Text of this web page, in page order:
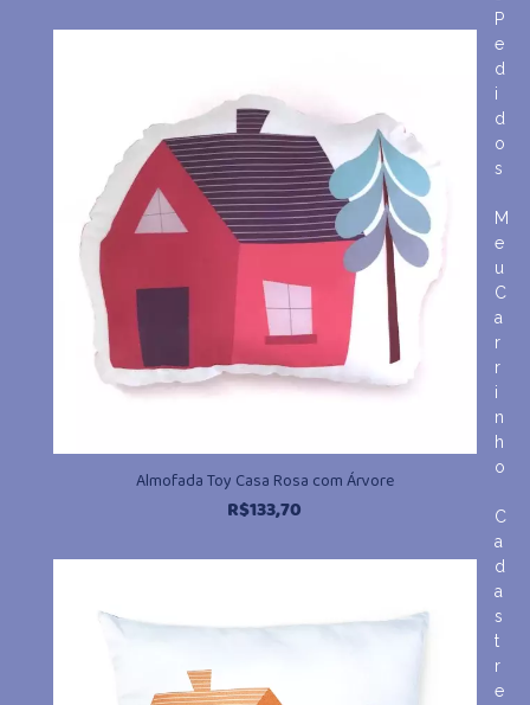
Almofada Toy Casa Rosa com Árvore
R$133,70
P
e
d
i
d
o
s
M
e
u
C
a
r
r
i
n
h
o
C
a
d
a
s
t
r
e